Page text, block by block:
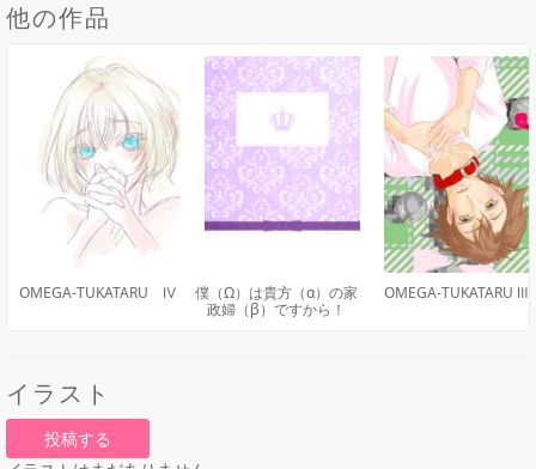
他の作品
OMEGA-TUKATARU Ⅳ
僕（Ω）は貴方（α）の家
政婦（β）ですから！
OMEGA-TUKATARU Ⅲ
イラスト
投稿する